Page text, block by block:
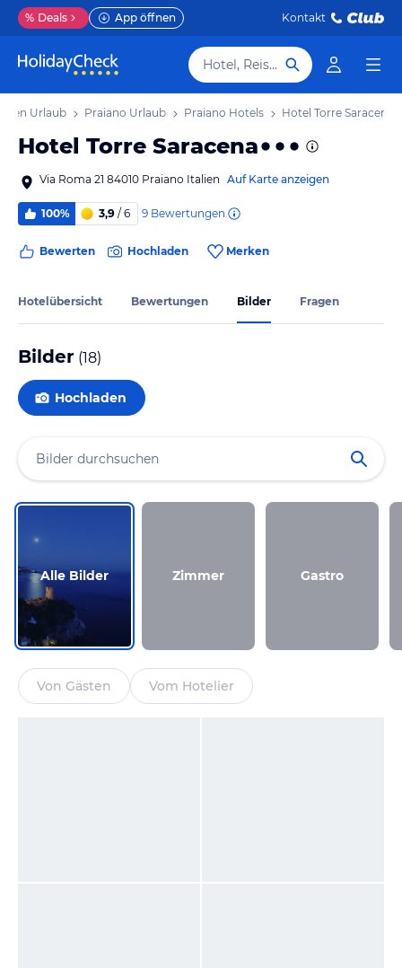
% Deals App öffnen Kontakt
Hotel, Reiseziel
Urlaub Praiano Urlaub Praiano Hotels Hotel Torre Saracena
Hotel Torre Saracena
Via Roma 21 84010 Praiano Italien Auf Karte anzeigen
100% 3,9 / 6 9 Bewertungen
Bewerten Hochladen Merken
Hotelübersicht Bewertungen Bilder Fragen
Bilder (18)
Hochladen
Alle Bilder Zimmer Gastro
Von Gästen Vom Hotelier